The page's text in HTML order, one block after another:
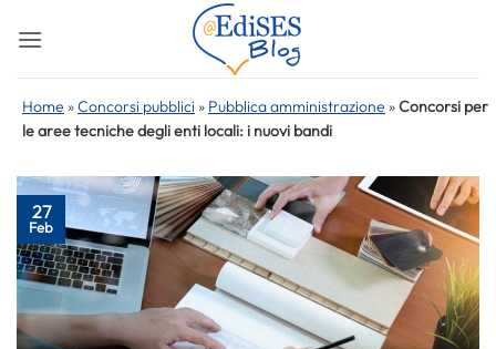
Home »Concorsi pubblici » Pubblica amministrazione »Concorsi per
le aree tecniche degli enti locali: i nuovi bandi
27
Feb